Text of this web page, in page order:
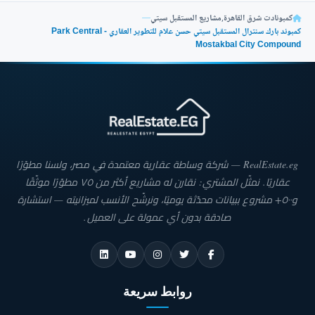
والانسيابية في كل زاوية، تفتح الشقق والوحدات السكنية نوافذها على مساحات خضراء
مبهرة، لتكون الطبيعة جزءاً لا يتجزأ من الحياة اليومية للسكان.
للسكان الاستمتاع بالأجواء النقية والإطلالات الخلابة على الحدائق.
مساحات كمبوند بارك سنترال
الفلل والشقق الفاخرة، سواء كنت تبحث عن شقة عصرية بلمسة أنيقة أو فيلا فاخرة
تتمتع بإطلالة خلابة على المساحات الخضراء، فإن سنترال بارك يقدم لك مجموعة
متنوعة من الخيارات، تم تصميم الوحدات بمساحات مرنة تبدأ من الشقق الفاخرة
الصغيرة التي تجمع بين العملية والأناقة، وصولاً إلى الفلل المستقلة التي توفر مساحات
واسعة تتيح لك ولعائلتك العيش براحة تامة، وتأتي المساحات في الكمبوند على النحو
يوجد في كمبوند بارك سنترال المستقبل شقق بغرفة نوم واحدة
بمساحات تبدأ من 72 متر متر مربع وصولاً إلى 100 متر مربع.
كمبونادت شرق القاهرة,مشاريع المستقبل سيتي—
كمبوند بارك سنترال المستقبل سيتي حسن علام للتطوير العقاري - Park Central
Mostakbal City Compound
RealEstate.eg — شركة وساطة عقارية معتمدة في مصر، ولسنا مطوّرًا
عقاريًا. نمثّل المشتري: نقارن له مشاريع أكثر من ٧٥ مطوّرًا موثّقًا
و٥٠٠+ مشروع ببيانات محدّثة يوميًا، ونرشّح الأنسب لميزانيته — استشارة
صادقة بدون أي عمولة على العميل.
روابط سريعة